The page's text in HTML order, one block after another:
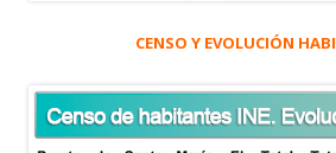
CENSO Y EVOLUCIÓN